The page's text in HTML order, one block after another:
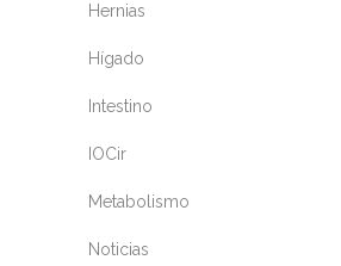
Hernias
Hígado
Intestino
IOCir
Metabolismo
Noticias